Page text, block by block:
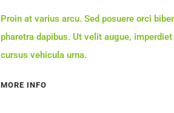
Proin at varius arcu. Sed posuere orci
pharetra dapibus. Ut velit augue,
cursus vehicula urna.
MORE INFO